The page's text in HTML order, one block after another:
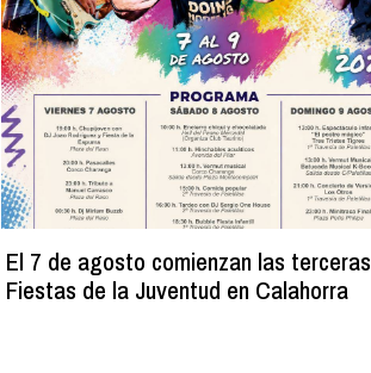
El 7 de agosto comienzan las terceras
Fiestas de la Juventud en Calahorra